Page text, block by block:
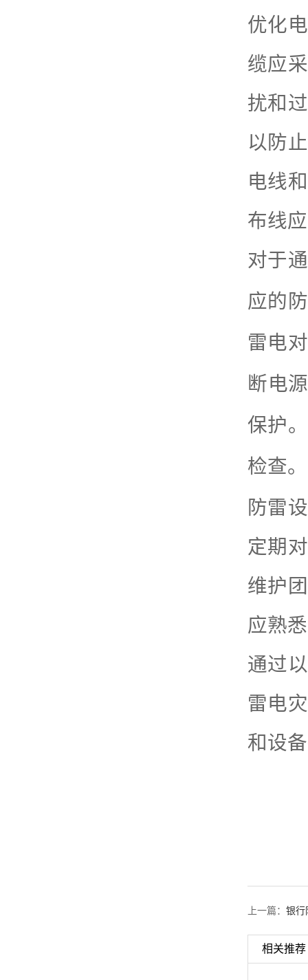
优化
缆应
扰和
以防
电线
布线
对于
应的
雷电
断电
保护
检查。
防雷
定期
维护
应熟
通过
雷电
和设
上一篇： 银行
相关推荐